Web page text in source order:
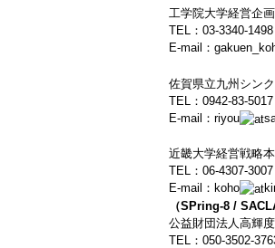
工学院大学経営企
TEL：03-3340-1498
E-mail：
佐賀県立九州シン
TEL：0942-83-5017
E-mail：riyou
近畿大学経営戦略
TEL：06-4307-3007
E-mail：koho
（SPring-8 /
公益財団法人高輝
TEL：050-3502-